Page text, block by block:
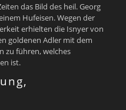
das Bild des heil. Georg
Hufeisen. Wegen der
erhielten die Isnyer von
goldenen Adler mit dem
zu führen, welches
ist.